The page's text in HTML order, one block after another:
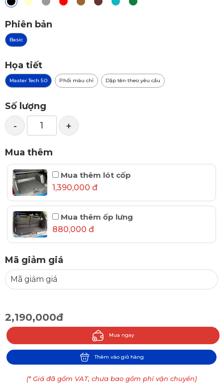
Phiên bản
Basic
Họa tiết
Master Tech 5.0 Phối màu chỉ Dập tên theo yêu cầu
Số lượng
- +
Mua thêm
Mua thêm lót cốp
1,390,000 đ
Mua thêm ốp lưng
880,000 đ
Mã giảm giá
2,190,000đ
Mua ngay
Thêm vào giỏ hàng
(* Giá đã gồm VAT, chưa bao gồm phí vận chuyển)